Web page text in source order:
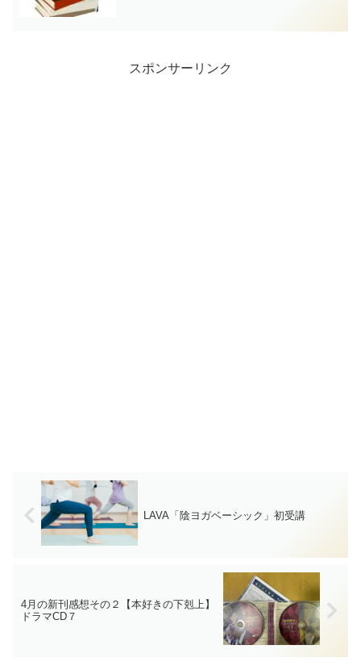
スポンサーリンク
LAVA「陰ヨガベーシック」初受講
4月の新刊感想その２【本好きの下剋上】
ドラマCD７